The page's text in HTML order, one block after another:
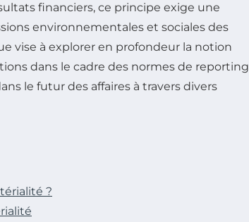
financiers, ce principe exige une
environnementales et sociales des
vise à explorer en profondeur la notion
dans le cadre des normes de reporting
le futur des affaires à travers divers
?